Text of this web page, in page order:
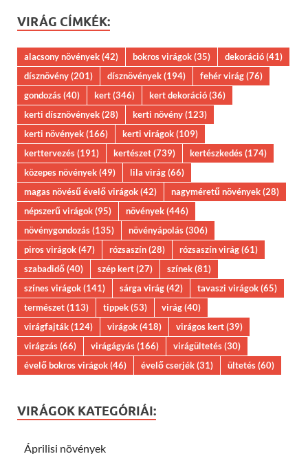
VIRÁG CÍMKÉK:
alacsony növények(42) bokros virágok(35) dekoráció(41)
dísznövény(201) dísznövények(194) fehér virág(76)
gondozás(40) kert(346) kert dekoráció(36)
kerti dísznövények(28) kerti növény(123)
kerti növények(166) kerti virágok(109)
kerttervezés(191) kertészet(739) kertészkedés(174)
közepes növények(49) lila virág(66)
magas növésű évelő virágok(42) nagyméretű növények(28)
népszerű virágok(95) növények(446)
növénygondozás(135) növényápolás(306)
piros virágok(47) rózsaszín(28) rózsaszín virág(61)
szabadidő(40) szép kert(27) színek(81)
színes virágok(141) sárga virág(42) tavaszi virágok(65)
természet(113) tippek(53) virág(40)
virágfajták(124) virágok(418) virágos kert(39)
virágzás(66) virágágyás(166) virágültetés(30)
évelő bokros virágok(46) évelő cserjék(31) ültetés(60)
VIRÁGOK KATEGÓRIÁI:
Áprilisi növények